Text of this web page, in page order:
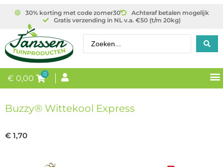
30% korting met code zomer30
Achteraf betalen mogelijk
Gratis verzending in NL v.a. €50 (t/m 20kg)
€ 0,00 0
Buzzy® Wittekool Express
€ 1,70